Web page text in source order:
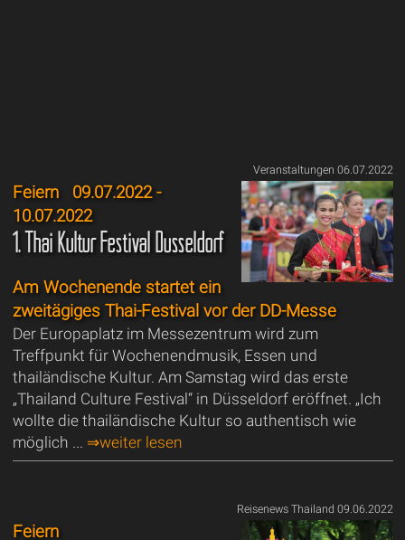
Veranstaltungen 06.07.2022
Feiern09.07.2022 -
10.07.2022
1. Thai Kultur Festival Düsseldorf
Am Wochenende startet ein
zweitägiges Thai-Festival vor der DD-Messe
Der Europaplatz im Messezentrum wird zum
Treffpunkt für Wochenendmusik, Essen und
thailändische Kultur. Am Samstag wird das erste
„Thailand Culture Festival“ in Düsseldorf eröffnet. „Ich
wollte die thailändische Kultur so authentisch wie
möglich ... ⇒weiter lesen
Reisenews Thailand 09.06.2022
Feiern